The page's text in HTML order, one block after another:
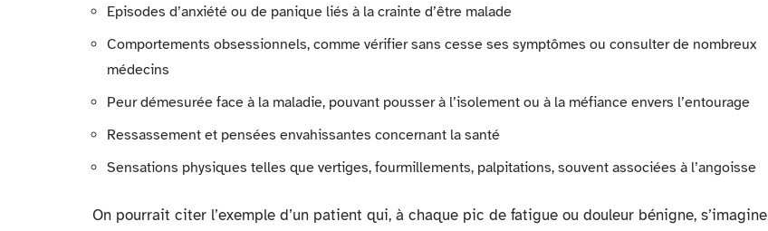
Episodes d’anxiété ou de panique liés à la crainte d’être malade
Comportements obsessionnels, comme vérifier sans cesse ses symptômes ou consulter de nombreux
médecins
Peur démesurée face à la maladie, pouvant pousser à l’isolement ou à la méfiance envers l’entourage
Ressassement et pensées envahissantes concernant la santé
Sensations physiques telles que vertiges, fourmillements, palpitations, souvent associées à l’angoisse
On pourrait citer l’exemple d’un patient qui, à chaque pic de fatigue ou douleur bénigne, s’imagine